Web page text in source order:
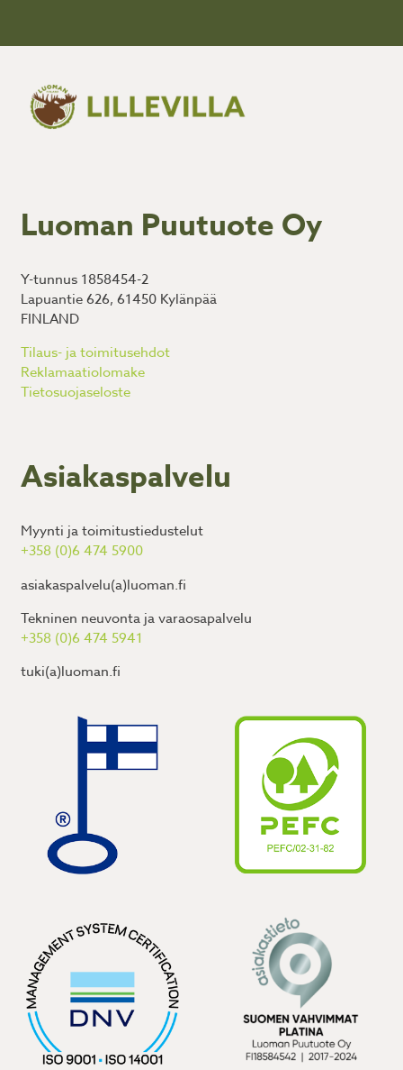
Luoman Puutuote Oy
Y-tunnus 1858454-2
Lapuantie 626, 61450 Kylänpää
FINLAND
Tilaus- ja toimitusehdot
Reklamaatiolomake
Tietosuojaseloste
Asiakaspalvelu
Myynti ja toimitustiedustelut
+358 (0)6 474 5900
asiakaspalvelu(a)luoman.fi
Tekninen neuvonta ja varaosapalvelu
+358 (0)6 474 5941
tuki(a)luoman.fi